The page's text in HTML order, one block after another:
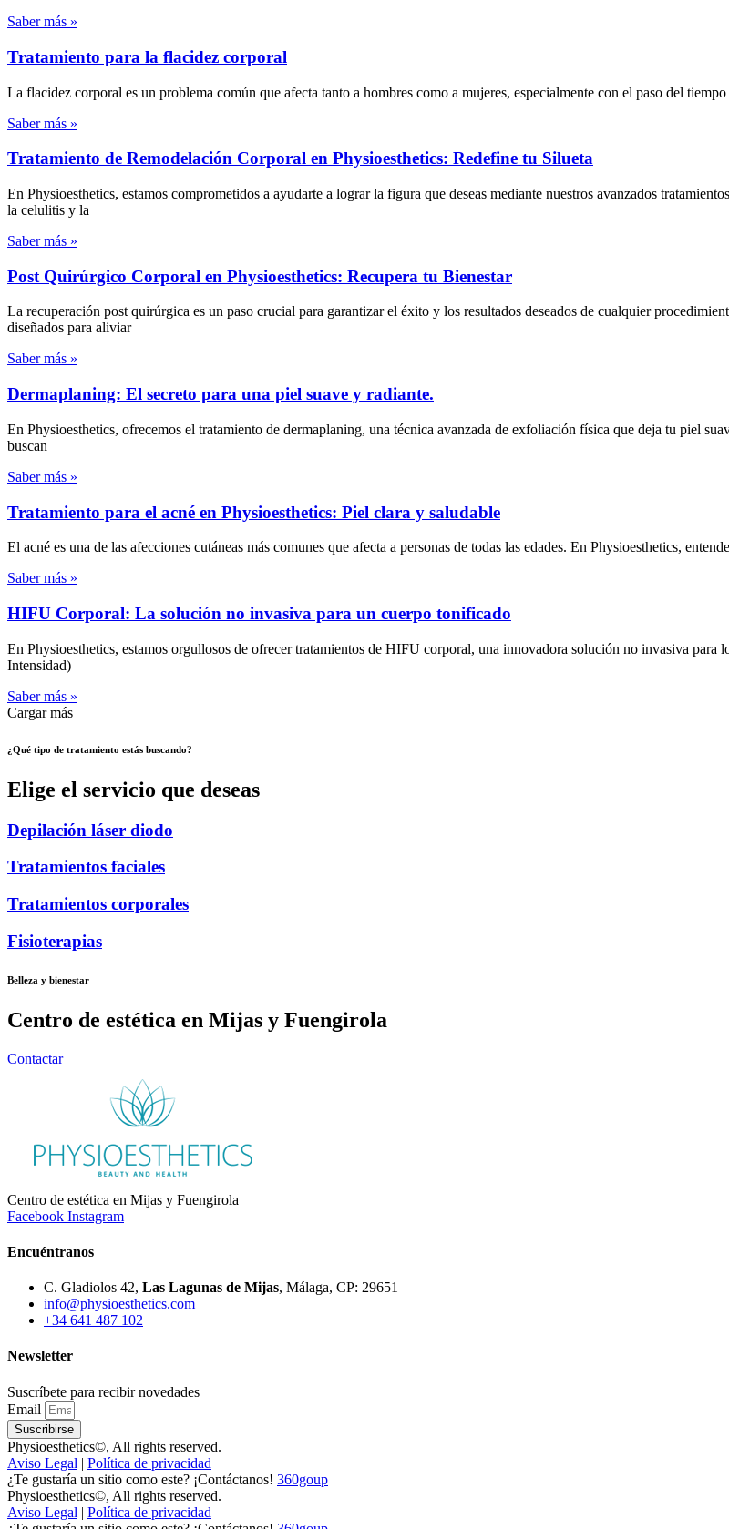
Saber más »
Tratamiento para la flacidez corporal
La flacidez corporal es un problema común que afecta tanto a hombres como a mujeres, especialmente con el paso del
Saber más »
Tratamiento de Remodelación Corporal en Physioesthetics: Redefine tu Silueta
En Physioesthetics, estamos comprometidos a ayudarte a lograr la figura que deseas mediante nuestros avanzados
la celulitis y la
Saber más »
Post Quirúrgico Corporal en Physioesthetics: Recupera tu Bienestar
La recuperación post quirúrgica es un paso crucial para garantizar el éxito y los resultados deseados de cualquier
diseñados para aliviar
Saber más »
Dermaplaning: El secreto para una piel suave y radiante.
En Physioesthetics, ofrecemos el tratamiento de dermaplaning, una técnica avanzada de exfoliación física que deja tu piel
buscan
Saber más »
Tratamiento para el acné en Physioesthetics: Piel clara y saludable
El acné es una de las afecciones cutáneas más comunes que afecta a personas de todas las edades. En Physioesthetics,
Saber más »
HIFU Corporal: La solución no invasiva para un cuerpo tonificado
En Physioesthetics, estamos orgullosos de ofrecer tratamientos de HIFU corporal, una innovadora solución no invasiva
Intensidad)
Saber más »
Cargar más
¿Qué tipo de tratamiento estás buscando?
Elige el servicio que deseas
Depilación láser diodo
Tratamientos faciales
Tratamientos corporales
Fisioterapias
Belleza y bienestar
Centro de estética en Mijas y Fuengirola
Contactar
Centro de estética en Mijas y Fuengirola
Facebook Instagram
Encuéntranos
C. Gladiolos 42, Las Lagunas de Mijas, Málaga, CP: 29651
info@physioesthetics.com
+34 641 487 102
Newsletter
Suscríbete para recibir novedades
Email
Suscribirse
Physioesthetics©, All rights reserved.
Aviso Legal | Política de privacidad
¿Te gustaría un sitio como este? ¡Contáctanos! 360goup
Physioesthetics©, All rights reserved.
Aviso Legal | Política de privacidad